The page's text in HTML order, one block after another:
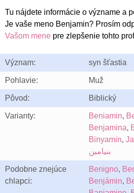
Tu nájdete informácie o význame a
Je vaše meno Benjamin? Prosím
Vašom mene pre zlepšenie tohto
Význam: syn šťastia
Pohlavie: Muž
Pôvod: Biblický
Varianty: Beniamin,
Benjamina,
Binyamin,
بنيامين
Podobne znejúce
chlapci:
Benigno,
Benjámin,